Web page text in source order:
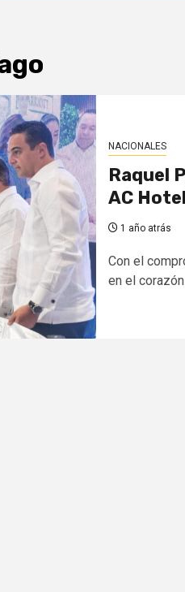
NACIONALES
Raquel
AC
1 año atrás
Con el
en el